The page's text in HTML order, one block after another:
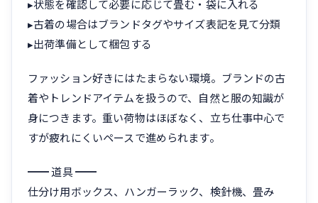
▸状態を確認して必要に応じて畳む・袋に入れる
▸古着の場合はブランドタグやサイズ表記を見て分類
▸出荷準備として梱包する
ファッション好きにはたまらない環境。ブランドの古
着やトレンドアイテムを扱うので、自然と服の知識が
身につきます。重い荷物はほぼなく、立ち仕事中心で
すが疲れにくいペースで進められます。
━━ 道具 ━━
仕分け用ボックス、ハンガーラック、検針機、畳み